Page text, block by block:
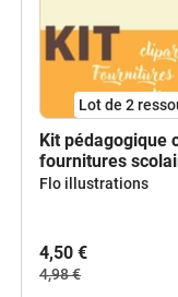
Lot de 2
Kit pédagogique
fournitures
livres
Flo illustrations
4,50 €
4,98 €